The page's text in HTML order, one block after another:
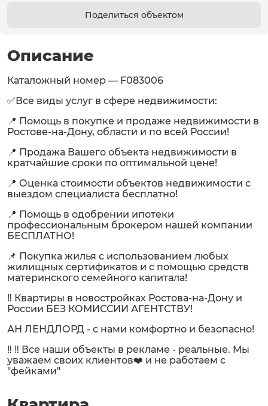
Поделиться объектом
Описание
Каталожный номер — F083006
✅Все виды услуг в сфере недвижимости:
📍 Помощь в покупке и продаже недвижимости в
Ростове-на-Дону, области и по всей России!
📍 Продажа Вашего объекта недвижимости в
кратчайшие сроки по оптимальной цене!
📍 Оценка стоимости объектов недвижимости с
выездом специалиста бесплатно!
📍 Помощь в одобрении ипотеки
профессиональным брокером нашей компании
БЕСПЛАТНО!
📌 Покупка жилья с использованием любых
жилищных сертификатов и с помощью средств
материнского семейного капитала!
‼️ Квартиры в новостройках Ростова-на-Дону и
России БЕЗ КОМИССИИ АГЕНТСТВУ!
АН ЛЕНДЛОРД - с нами комфортно и безопасно!
‼️ ‼️ Все наши объекты в рекламе - реальные. Мы
уважаем своих клиентов❤️ и не работаем с
"фейками"